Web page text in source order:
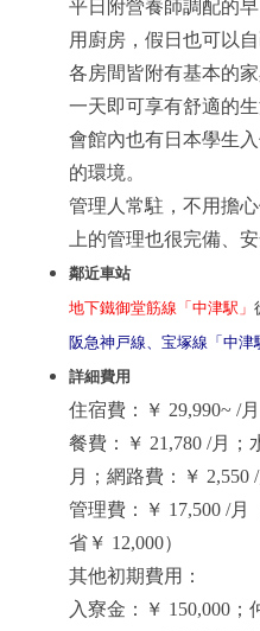
平日附營養師調配的
用廚房，假日也可以
各房間皆附有基本的
一天即可享有舒適的生
會館內也有日本學生
的環境。
管理人常駐，不用擔
上的管理也很完備、安
鄰近車站
地下鐵御堂筋線「中津駅」
阪急神戸線、宝塚線「中津
詳細費用
住宿費：￥ 29,990~ /月
餐費：￥ 21,780 /月；
月
；網路費：
￥ 2,550
管理費：
￥ 17,500 /
省 ￥ 12,000）
其他初期費用：
入寮金：￥ 150,000；